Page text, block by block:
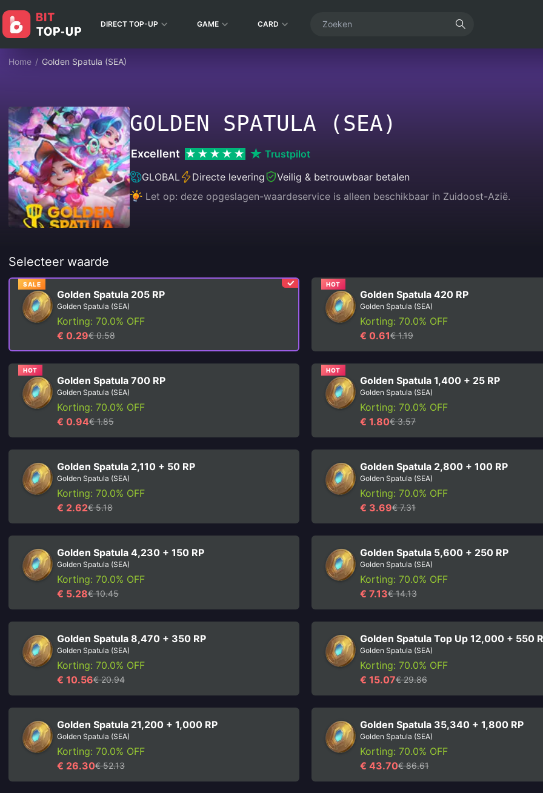
DIRECT TOP-UP GAME CARD
Home / Golden Spatula (SEA)
GOLDEN SPATULA (SEA)
Excellent
Trustpilot
GLOBAL
Directe levering
Veilig & betrouwbaar betalen
Let op: deze opgeslagen-waardeservice is alleen beschikbaar in Zuidoost-Azië.
Selecteer waarde
SALE
Golden Spatula 205 RP
Golden Spatula (SEA)
Korting: 70.0% OFF
€ 0.29€ 0.58
HOT
Golden Spatula 420 RP
Golden Spatula (SEA)
Korting: 70.0% OFF
€ 0.61€ 1.19
HOT
Golden Spatula 700 RP
Golden Spatula (SEA)
Korting: 70.0% OFF
€ 0.94€ 1.85
HOT
Golden Spatula 1,400 + 25 RP
Golden Spatula (SEA)
Korting: 70.0% OFF
€ 1.80€ 3.57
Golden Spatula 2,110 + 50 RP
Golden Spatula (SEA)
Korting: 70.0% OFF
€ 2.62€ 5.18
Golden Spatula 2,800 + 100 RP
Golden Spatula (SEA)
Korting: 70.0% OFF
€ 3.69€ 7.31
Golden Spatula 4,230 + 150 RP
Golden Spatula (SEA)
Korting: 70.0% OFF
€ 5.28€ 10.45
Golden Spatula 5,600 + 250 RP
Golden Spatula (SEA)
Korting: 70.0% OFF
€ 7.13€ 14.13
Golden Spatula 8,470 + 350 RP
Golden Spatula (SEA)
Korting: 70.0% OFF
€ 10.56€ 20.94
Golden Spatula Top Up 12,000 + 550
Golden Spatula (SEA)
Korting: 70.0% OFF
€ 15.07€ 29.86
Golden Spatula 21,200 + 1,000 RP
Golden Spatula (SEA)
Korting: 70.0% OFF
€ 26.30€ 52.13
Golden Spatula 35,340 + 1,800 RP
Golden Spatula (SEA)
Korting: 70.0% OFF
€ 43.70€ 86.61